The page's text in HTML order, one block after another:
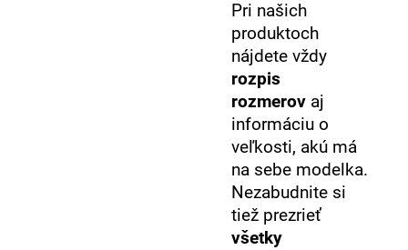
Pri našich
produktoch
nájdete vždy
rozpis
rozmerov aj
informáciu o
veľkosti, akú má
na sebe modelka.
Nezabudnite si
tiež prezrieť
všetky